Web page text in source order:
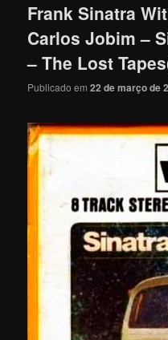
Frank Sinatra
Carlos Jobim –
– The Lost
Publicado em22 de março de